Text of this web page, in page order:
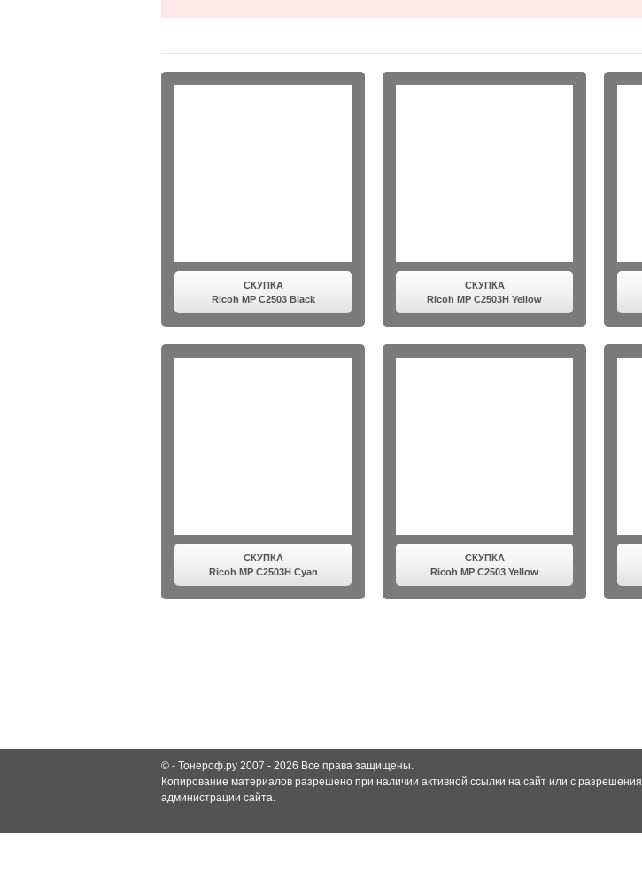
СКУПКА
Ricoh MP C2503 Black
СКУПКА
Ricoh MP C2503H Yellow
СКУПКА
Ricoh MP C2503H Cyan
СКУПКА
Ricoh MP C2503 Yellow
© - Тонероф.ру 2007 - 2026 Все права защищены.
Копирование материалов разрешено при наличии активной ссылки на сайт или с разрешения
администрации сайта.